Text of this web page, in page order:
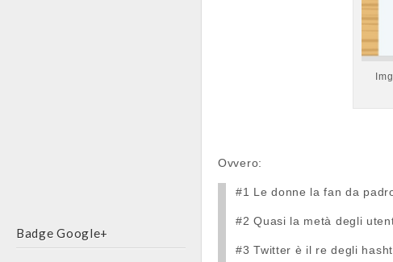
Badge Google+
Ovvero:
#1 Le donne la fan da
#2 Quasi la metà degli
#3 Twitter è il re degli